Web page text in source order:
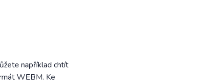
například chtít
WEBM. Ke